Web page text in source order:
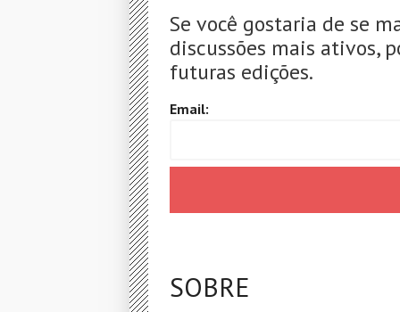
Se você gostaria de se
discussões mais ativos,
futuras edições.
Email:
SOBRE